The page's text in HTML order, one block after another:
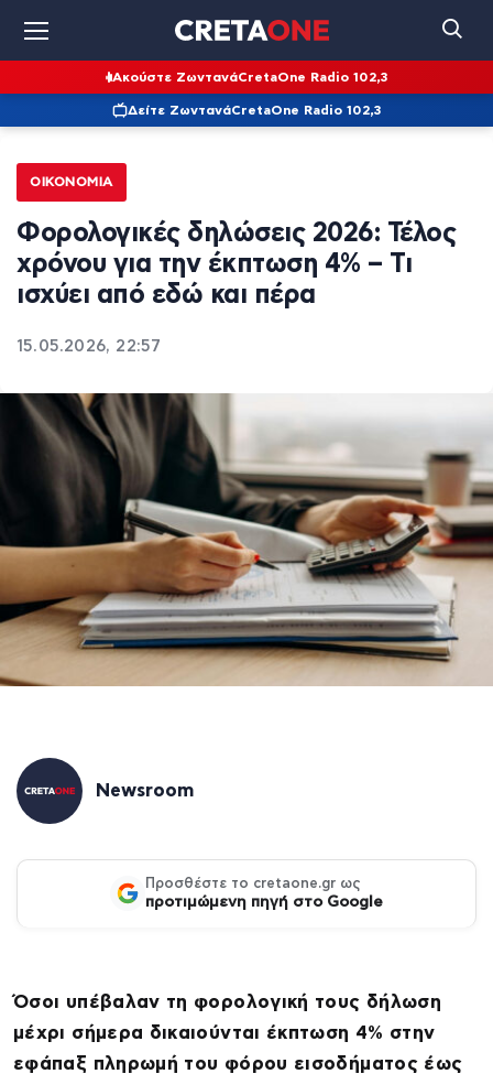
Ακούστε ΖωντανάCretaOne Radio 102,3
Δείτε ΖωντανάCretaOne Radio 102,3
ΟΙΚΟΝΟΜΊΑ
Φορολογικές δηλώσεις 2026: Τέλος
χρόνου για την έκπτωση 4% – Τι
ισχύει από εδώ και πέρα
15.05.2026, 22:57
Newsroom
Προσθέστε το cretaone.gr ως
προτιμώμενη πηγή στο Google
Όσοι υπέβαλαν τη φορολογική τους δήλωση
μέχρι σήμερα δικαιούνται έκπτωση 4% στην
εφάπαξ πληρωμή του φόρου εισοδήματος έως